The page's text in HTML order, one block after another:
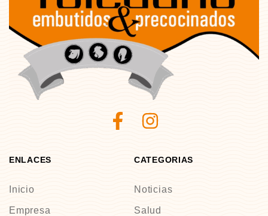
ENLACES
Inicio
Empresa
CATEGORIAS
Noticias
Salud